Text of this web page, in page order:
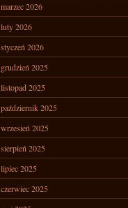
marzec 2026
luty 2026
styczeń 2026
grudzień 2025
listopad 2025
październik 2025
wrzesień 2025
sierpień 2025
lipiec 2025
czerwiec 2025